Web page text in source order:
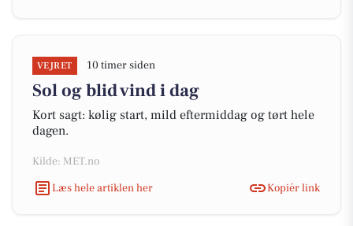
VEJRET 10 timer siden
Sol og blid vind i dag
Kort sagt: kølig start, mild eftermiddag og tørt hele
dagen.
Kilde: MET.no
Læs hele artiklen her
Kopiér link